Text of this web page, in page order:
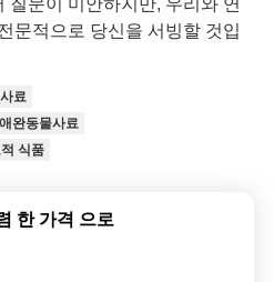
질문이 미안하지만, 우리와 연
문적으로 당신을 서빙할 것입
료
완동물사료
식품
한 가격 으로